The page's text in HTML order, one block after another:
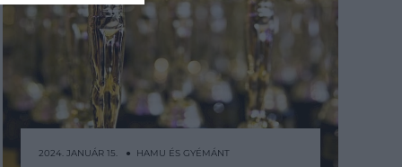
2024. JANUÁR 15. ● HAMU ÉS GYÉMÁNT